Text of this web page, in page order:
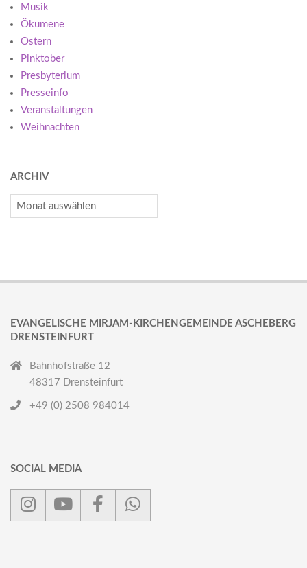
Musik
Ökumene
Ostern
Pinktober
Presbyterium
Presseinfo
Veranstaltungen
Weihnachten
ARCHIV
Archiv
EVANGELISCHE MIRJAM-KIRCHENGEMEINDE ASCHEBERG
DRENSTEINFURT
Bahnhofstraße 12
48317 Drensteinfurt
+49 (0) 2508 984014
SOCIAL MEDIA